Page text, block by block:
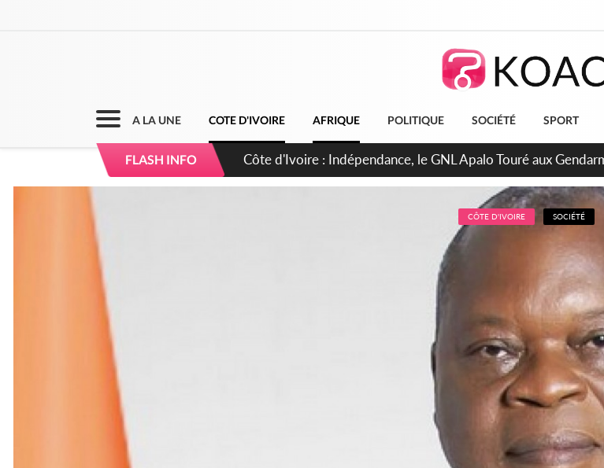
A LA UNE COTE D'IVOIRE AFRIQUE POLITIQUE SOCIÉTÉ SPORT
FLASH INFO
Sierra Leone : Un projet de réforme constitutionnelle en
d'avance
CÔTE D'IVOIRE SOCIÉTÉ